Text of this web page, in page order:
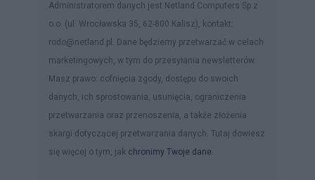
Administratorem danych jest Netland Computers Sp z
o.o. (ul. Wrocławska 35, 62-800 Kalisz), kontakt:
rodo@netland.pl. Dane będziemy przetwarzać w celach
marketingowych, w tym do przesyłania newsletterów.
Masz prawo: cofnięcia zgody, dostępu do swoich
danych, ich sprostowania, usunięcia, ograniczenia
przetwarzania oraz przenoszenia, a także złożenia
skargi dotyczącej przetwarzania danych. Tutaj dowiesz
się więcej o tym, jak chronimy Twoje dane.